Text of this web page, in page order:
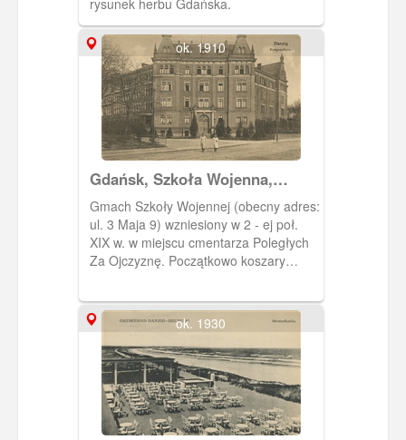
ok. 1910
Gdańsk, Szkoła Wojenna,
Danzig Kriegsschule
Gmach Szkoły Wojennej (obecny adres:
ul. 3 Maja 9) wzniesiony w 2 - ej poł.
XIX w. w miejscu cmentarza Poległych
Za Ojczyznę. Początkowo koszary
siedziba Urzędu Pracy oraz niektórych
wydziałów Urzędu Miejskiego.
ok. 1930